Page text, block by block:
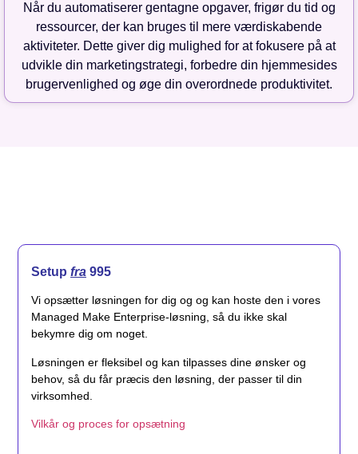
Når du automatiserer gentagne opgaver, frigør du tid og
ressourcer, der kan bruges til mere værdiskabende
aktiviteter. Dette giver dig mulighed for at fokusere på at
udvikle din marketingstrategi, forbedre din hjemmesides
brugervenlighed og øge din overordnede produktivitet.
Setup fra 995
Vi opsætter løsningen for dig og og kan hoste den i vores
Managed Make Enterprise-løsning, så du ikke skal
bekymre dig om noget.
Løsningen er fleksibel og kan tilpasses dine ønsker og
behov, så du får præcis den løsning, der passer til din
virksomhed.
Vilkår og proces for opsætning